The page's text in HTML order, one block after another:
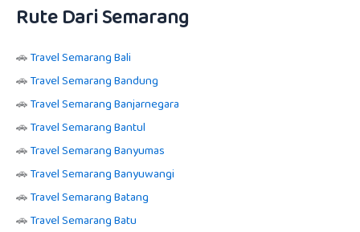
Rute Dari Semarang
🚗Travel Semarang Bali
🚗Travel Semarang Bandung
🚗Travel Semarang Banjarnegara
🚗Travel Semarang Bantul
🚗Travel Semarang Banyumas
🚗Travel Semarang Banyuwangi
🚗Travel Semarang Batang
🚗Travel Semarang Batu